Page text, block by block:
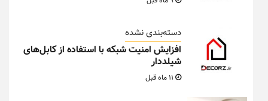
دسته‌بندی نشده
افزایش امنیت شبکه با استفاده از کابل‌های
شیلددار